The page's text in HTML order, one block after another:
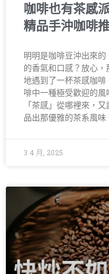
咖啡也有茶感
精品手沖咖啡
明明是咖啡豆沖出來
的香氣和口感？放心
地遇到了一杯茶感咖
啡中一種極受歡迎的
「茶感」從哪裡來，
品出那優雅的茶系風味
3 4 月, 2025